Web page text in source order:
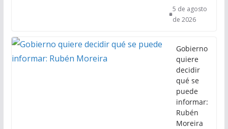
5 de agosto
de 2026
Gobierno
quiere
decidir
qué se
puede
informar:
Rubén
Moreira